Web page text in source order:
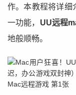
作。本教程将详细
一功能， UU远程
地般顺畅。